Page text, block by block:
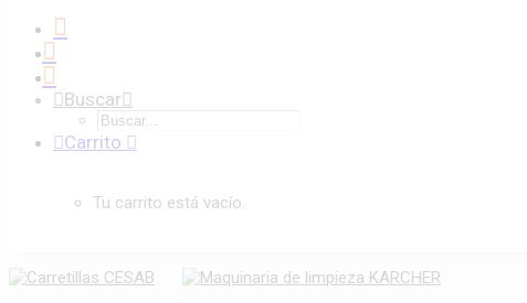
Buscar
Carrito
Tu carrito está vacío.